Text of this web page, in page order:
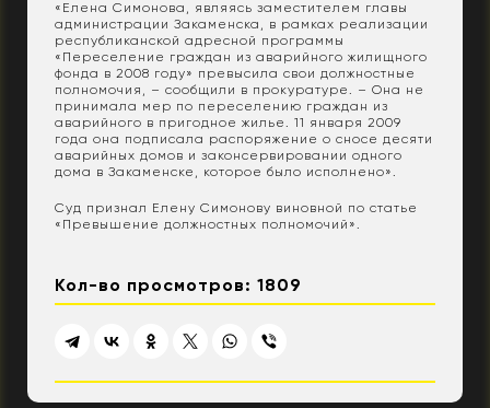
«Елена Симонова, являясь заместителем главы
администрации Закаменска, в рамках реализации
республиканской адресной программы
«Переселение граждан из аварийного жилищного
фонда в 2008 году» превысила свои должностные
полномочия, – сообщили в прокуратуре. – Она не
принимала мер по переселению граждан из
аварийного в пригодное жилье. 11 января 2009
года она подписала распоряжение о сносе десяти
аварийных домов и законсервировании одного
дома в Закаменске, которое было исполнено».
Суд признал Елену Симонову виновной по статье
«Превышение должностных полномочий».
Кол-во просмотров: 1809